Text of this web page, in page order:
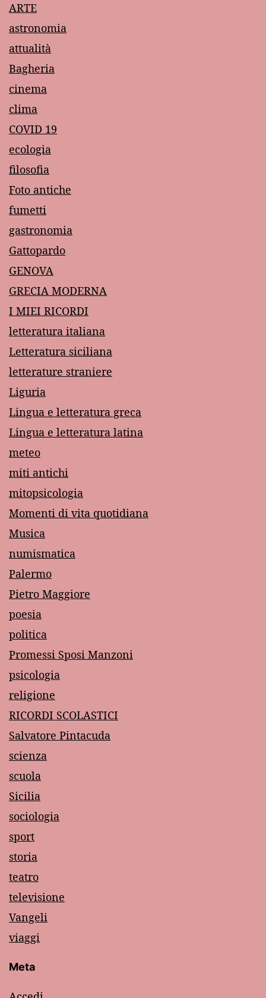
ARTE
astronomia
attualità
Bagheria
cinema
clima
COVID 19
ecologia
filosofia
Foto antiche
fumetti
gastronomia
Gattopardo
GENOVA
GRECIA MODERNA
I MIEI RICORDI
letteratura italiana
Letteratura siciliana
letterature straniere
Liguria
Lingua e letteratura greca
Lingua e letteratura latina
meteo
miti antichi
mitopsicologia
Momenti di vita quotidiana
Musica
numismatica
Palermo
Pietro Maggiore
poesia
politica
Promessi Sposi Manzoni
psicologia
religione
RICORDI SCOLASTICI
Salvatore Pintacuda
scienza
scuola
Sicilia
sociologia
sport
storia
teatro
televisione
Vangeli
viaggi
Meta